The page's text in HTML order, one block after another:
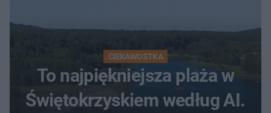
CIEKAWOSTKA
To najpiękniejsza plaża w
Świętokrzyskiem według AI.